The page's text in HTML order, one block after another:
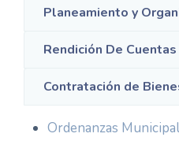
Planeamiento y
Rendición De Cuentas
Contratación de
Ordenanzas